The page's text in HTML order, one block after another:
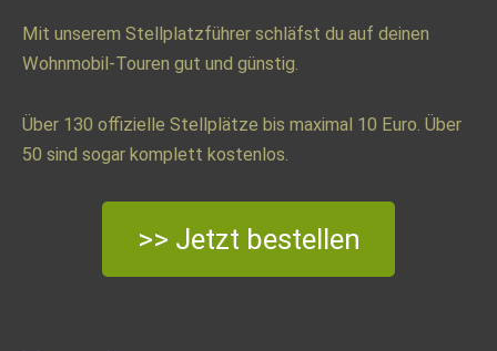
Mit unserem Stellplatzführer schläfst du auf deinen
Wohnmobil-Touren gut und günstig.
Über 130 offizielle Stellplätze bis maximal 10 Euro. Über
50 sind sogar komplett kostenlos.
>> Jetzt bestellen